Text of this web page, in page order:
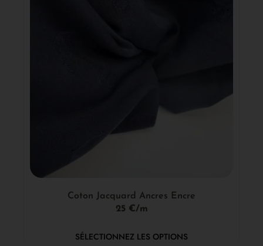
Coton Jacquard Ancres Encre
25 €/m
SÉLECTIONNEZ LES OPTIONS